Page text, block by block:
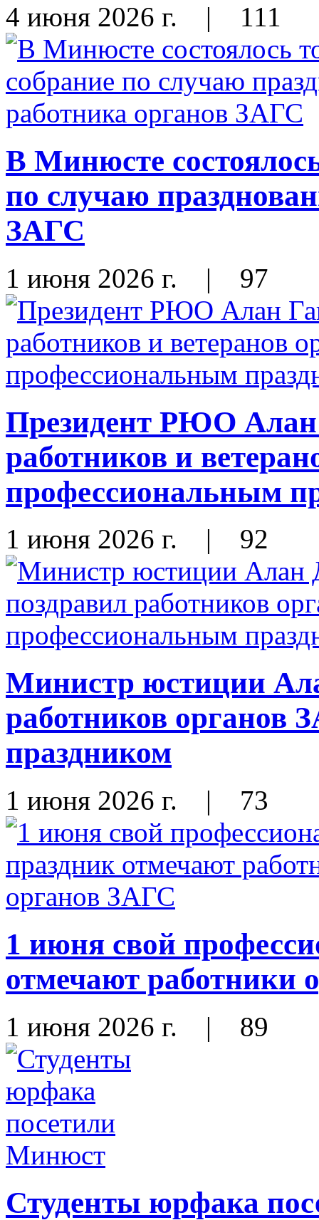
4 июня 2026 г. | 111
В Минюсте
по случаю
ЗАГС
1 июня 2026 г. | 97
Президент РЮО Алан
работников и
профессиональным
1 июня 2026 г. | 92
Министр юстиции
работников органов
праздником
1 июня 2026 г. | 73
1 июня свой
отмечают работники
1 июня 2026 г. | 89
Студенты юрфака